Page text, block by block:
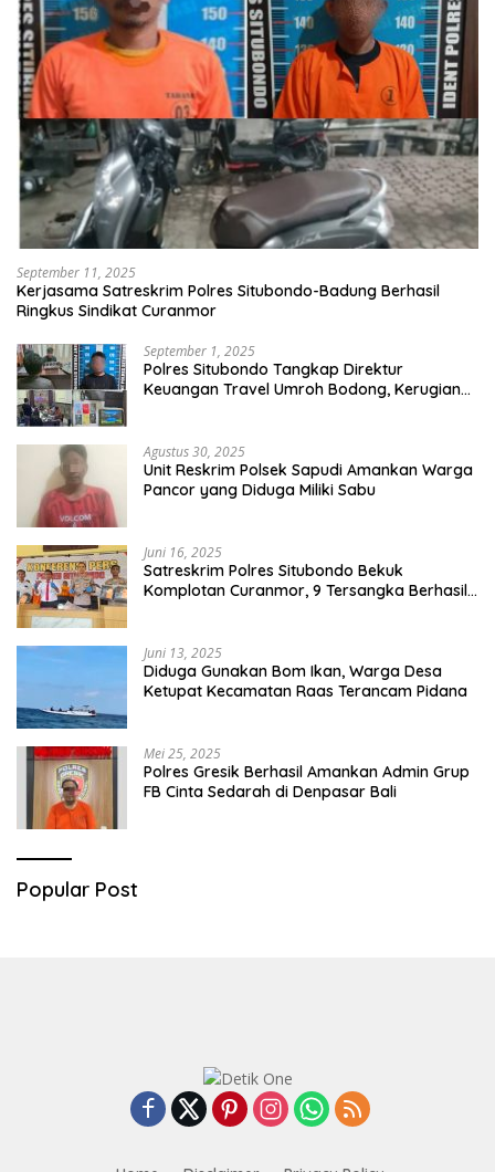
September 11, 2025
Kerjasama Satreskrim Polres Situbondo-Badung Berhasil
Ringkus Sindikat Curanmor
September 1, 2025
Polres Situbondo Tangkap Direktur
Keuangan Travel Umroh Bodong, Kerugian
Agustus 30, 2025
Unit Reskrim Polsek Sapudi Amankan Warga
Pancor yang Diduga Miliki Sabu
Juni 16, 2025
Satreskrim Polres Situbondo Bekuk
Komplotan Curanmor, 9 Tersangka Berhasil
Juni 13, 2025
Diduga Gunakan Bom Ikan, Warga Desa
Ketupat Kecamatan Raas Terancam Pidana
Mei 25, 2025
Polres Gresik Berhasil Amankan Admin Grup
FB Cinta Sedarah di Denpasar Bali
Popular Post